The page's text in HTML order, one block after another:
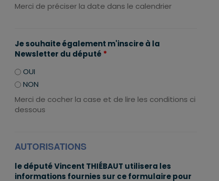
Merci de préciser la date dans le calendrier
Je souhaite également m'inscire à la
Newsletter du député *
OUI
NON
Merci de cocher la case et de lire les conditions ci
dessous
AUTORISATIONS
le député Vincent THIÉBAUT utilisera les
informations fournies sur ce formulaire pour